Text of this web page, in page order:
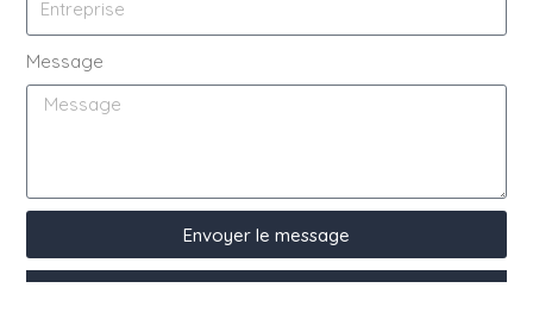
Message
Envoyer le message